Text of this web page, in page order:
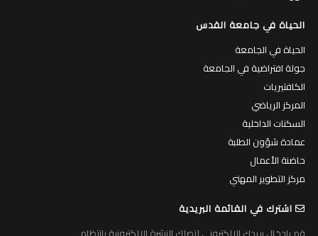
الحياة في جامعة القدس
الحياة في الجامعة
جولة افتراضية في الجامعة
الكافتيريات
المركز الرياضي
السكنات الداخلية
عمادة شؤون الطلبة
حاضنة الأعمال
مركز التطوير المهني
اشترك في القائمة البريدية
قم بادخال بريدك الالكتروني لتصلك النشرة الالكترونية بانتظام